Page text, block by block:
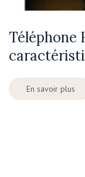
Téléphone
En savoir plus